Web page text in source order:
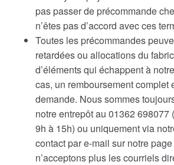
pas passer de précommande
n’êtes pas d’accord avec ces
Toutes les précommandes
retardées ou allocations du
d’éléments qui échappent à
cas, un remboursement complet
demande. Nous sommes
notre entrepôt au 01362
9h à 15h) ou uniquement via
contact par e-mail sur notre
n’acceptons plus les courriels